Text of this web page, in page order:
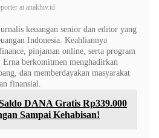
at anakhiv.id
keuangan senior dan editor yang
Indonesia. Keahliannya
pinjaman online, serta program
Erna berkomitmen menghadirkan
dan memberdayakan masyarakat
finansial.
DANA Gratis Rp339.000
Sampai Kehabisan!